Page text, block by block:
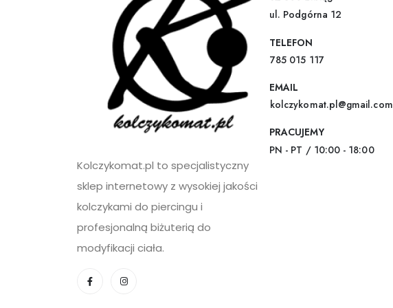
Kolczykomat.pl to specjalistyczny
sklep internetowy z wysokiej jakości
kolczykami do piercingu i
profesjonalną biżuterią do
modyfikacji ciała.
ul. Podgórna 12
TELEFON
785 015 117
EMAIL
kolczykomat.pl@gmail.com
PRACUJEMY
PN - PT / 10:00 - 18:00